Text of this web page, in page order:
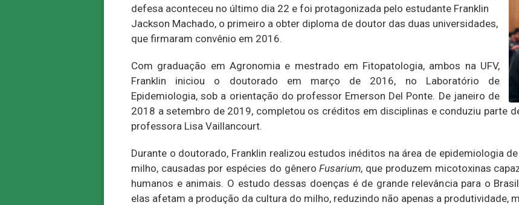
defesa aconteceu no último dia 22 e foi protagonizada pelo estudante Franklin
Jackson Machado, o primeiro a obter diploma de doutor das duas universidades,
que firmaram convênio em 2016.
Com graduação em Agronomia e mestrado em Fitopatologia, ambos na UFV,
Franklin iniciou o doutorado em março de 2016, no Laboratório de
Epidemiologia, sob a orientação do professor Emerson Del Ponte. De janeiro de
2018 a setembro de 2019, completou os créditos em disciplinas e conduziu parte
professora Lisa Vaillancourt.
Durante o doutorado, Franklin realizou estudos inéditos na área de epidemiologia
milho, causadas por espécies do gêneroFusarium, que produzem micotoxinas
humanos e animais. O estudo dessas doenças é de grande relevância para o
elas afetam a produção da cultura do milho, reduzindo não apenas a produtividade,